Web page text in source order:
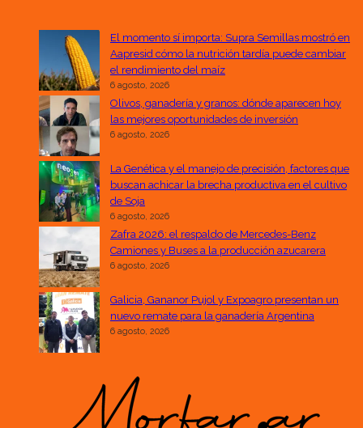
El momento sí importa: Supra Semillas mostró en
Aapresid cómo la nutrición tardía puede cambiar
el rendimiento del maíz
6 agosto, 2026
Olivos, ganadería y granos: dónde aparecen hoy
las mejores oportunidades de inversión
6 agosto, 2026
La Genética y el manejo de precisión, factores que
buscan achicar la brecha productiva en el cultivo
de Soja
6 agosto, 2026
Zafra 2026: el respaldo de Mercedes-Benz
Camiones y Buses a la producción azucarera
6 agosto, 2026
Galicia, Gananor Pujol y Expoagro presentan un
nuevo remate para la ganadería Argentina
6 agosto, 2026